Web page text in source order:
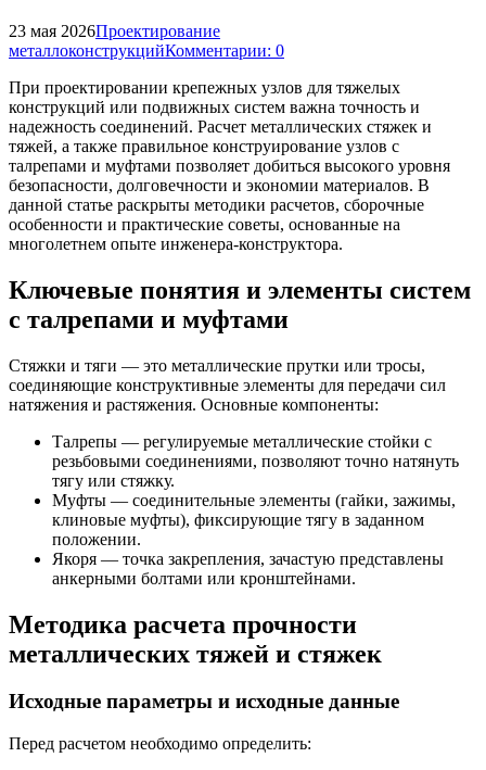
23 мая 2026Проектирование
металлоконструкцийКомментарии: 0
При проектировании крепежных узлов для тяжелых
конструкций или подвижных систем важна точность и
надежность соединений. Расчет металлических стяжек и
тяжей, а также правильное конструирование узлов с
талрепами и муфтами позволяет добиться высокого уровня
безопасности, долговечности и экономии материалов. В
данной статье раскрыты методики расчетов, сборочные
особенности и практические советы, основанные на
многолетнем опыте инженера-конструктора.
Ключевые понятия и элементы систем
с талрепами и муфтами
Стяжки и тяги — это металлические прутки или тросы,
соединяющие конструктивные элементы для передачи сил
натяжения и растяжения. Основные компоненты:
Талрепы — регулируемые металлические стойки с
резьбовыми соединениями, позволяют точно натянуть
тягу или стяжку.
Муфты — соединительные элементы (гайки, зажимы,
клиновые муфты), фиксирующие тягу в заданном
положении.
Якоря — точка закрепления, зачастую представлены
анкерными болтами или кронштейнами.
Методика расчета прочности
металлических тяжей и стяжек
Исходные параметры и исходные данные
Перед расчетом необходимо определить: